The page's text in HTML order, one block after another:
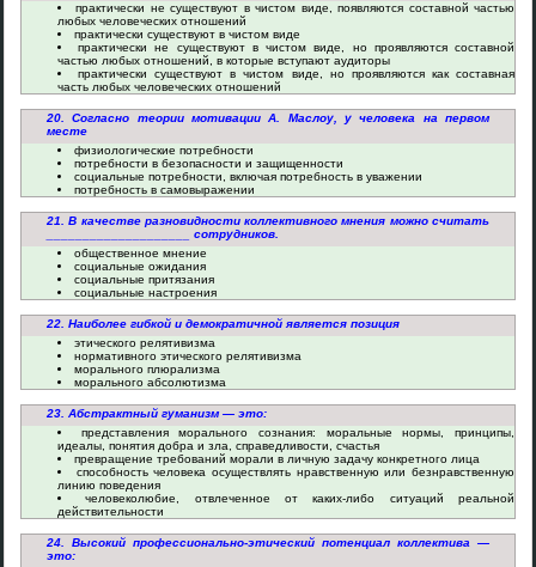
практически не существуют в чистом виде, появляются составной частью
любых человеческих отношений
практически существуют в чистом виде
практически не существуют в чистом виде, но проявляются составной
частью любых отношений, в которые вступают аудиторы
практически существуют в чистом виде, но проявляются как составная
часть любых человеческих отношений
20. Согласно теории мотивации А. Маслоу, у человека на первом
месте
физиологические потребности
потребности в безопасности и защищенности
социальные потребности, включая потребность в уважении
потребность в самовыражении
21. В качестве разновидности коллективного мнения можно считать
____________________ сотрудников.
общественное мнение
социальные ожидания
социальные притязания
социальные настроения
22. Наиболее гибкой и демократичной является позиция
этического релятивизма
нормативного этического релятивизма
морального плюрализма
морального абсолютизма
23. Абстрактный гуманизм — это:
представления морального сознания: моральные нормы, принципы,
идеалы, понятия добра и зла, справедливости, счастья
превращение требований морали в личную задачу конкретного лица
способность человека осуществлять нравственную или безнравственную
линию поведения
человеколюбие, отвлеченное от каких-либо ситуаций реальной
действительности
24. Высокий профессионально-этический потенциал коллектива —
это: